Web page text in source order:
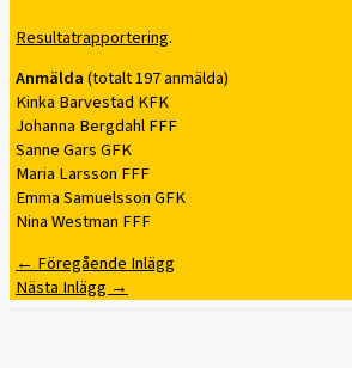
Resultatrapportering.
Anmälda(totalt 197 anmälda)
Kinka Barvestad KFK
Johanna Bergdahl FFF
Sanne Gars GFK
Maria Larsson FFF
Emma Samuelsson GFK
Nina Westman FFF
← Föregående Inlägg
Nästa Inlägg →